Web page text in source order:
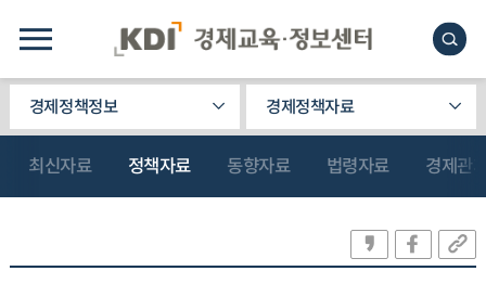
경제정책정보 경제정책자료
최신자료 정책자료 동향자료 법령자료 경제관